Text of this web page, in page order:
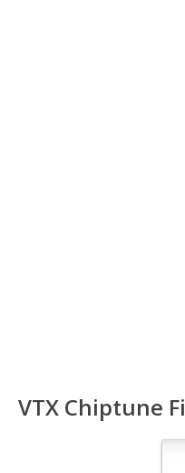
VTX Chiptune